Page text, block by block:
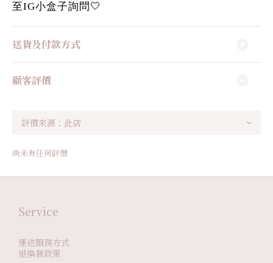
至IG小盒子詢問🤍
送貨及付款方式
顧客評價
尚未有任何評價
Service
運送服務方式
退換貨政策